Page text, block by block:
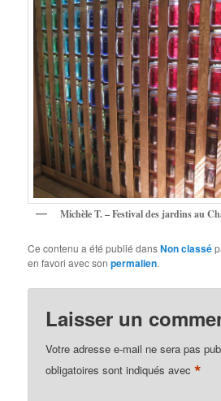
Michèle T. – Festival des jardins au
Ce contenu a été publié dansNon classé
en favori avec sonpermalien.
Laisser un
Votre adresse e-mail ne sera pas
obligatoires sont indiqués avec*